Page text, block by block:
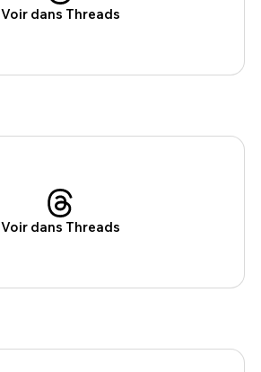
Voir dans Threads
Voir dans Threads